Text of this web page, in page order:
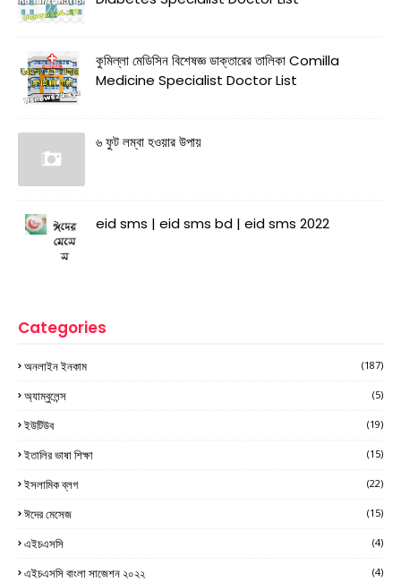
কুমিল্লা মেডিসিন বিশেষজ্ঞ ডাক্তারের তালিকা Comilla
Medicine Specialist Doctor List
৬ ফুট লম্বা হওয়ার উপায়
eid sms | eid sms bd | eid sms 2022
Categories
অনলাইন ইনকাম (187)
অ্যাম্বুলেন্স (5)
ইউটিউব (19)
ইতালির ভাষা শিক্ষা (15)
ইসলামিক ব্লগ (22)
ঈদের মেসেজ (15)
এইচএসসি (4)
এইচএসসি বাংলা সাজেশন ২০২২ (4)